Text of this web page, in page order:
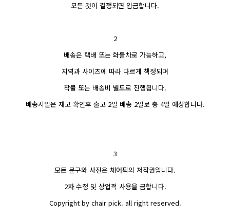
모든 것이 결정되면 입금합니다.
2
배송은 택배 또는 화물차로 가능하고,
지역과 사이즈에 따라 다르게 책정되며
착불 또는 배송비 별도로 진행됩니다.
배송시일은 재고 확인후 출고 2일 배송 2일로 총 4일 예상합니다.
3
모든 문구와 사진은 체어픽의 저작권입니다.
2차 수정 및 상업적 사용을 금합니다.
Copyright by chair pick. all right reserved.